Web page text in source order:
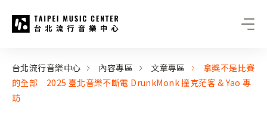
:::
台北流行音樂中心 內容專區 文章專區
拿獎不是比賽
的全部 2025 臺北音樂不斷電 DrunkMonk 撞克茫客 & Yao 專
訪